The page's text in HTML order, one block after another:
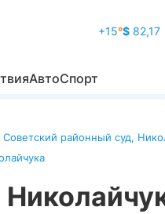
+15°$82,17
АвтоСпорт
Советский районный суд,